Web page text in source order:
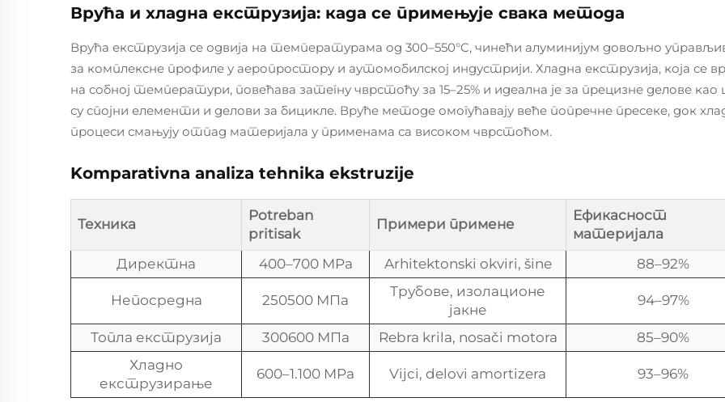
Врућа и хладна екструзија: када се примењује свака метода
Врућа екструзија се одвија на температурама од 300–550°C, чинећи алуминијум довољно
за комплексне профиле у аеропростору и аутомобилској индустрији. Хладна екструзија, која се
на собној температури, повећава затегну чврстоћу за 15–25% и идеална је за прецизне делове
су спојни елементи и делови за бицикле. Вруће методе омогућавају веће попречне пресеке, док
процеси смањују отпад материјала у применама са високом чврстоћом.
Komparativna analiza tehnika ekstruzije
Техника
Potreban
pritisak
Примери примене
Ефикасност
материјала
Директна
400–700 MPa Arhitektonski okviri, šine 88–92%
Непосредна 250500 МПа
Трубове, изолационе
јакне
94–97%
Топла екструзија 300600 МПа Rebra krila, nosači motora
85–90%
Хладно
екструзирање
600–1.100 MPa Vijci, delovi amortizera 93–96%